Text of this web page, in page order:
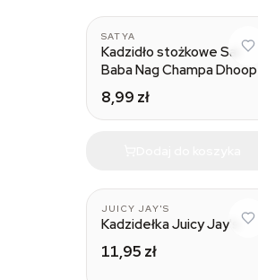
SATYA
Kadzidło stożkowe Sai
Baba Nag Champa Dhoop
8,99 zł
JUICY JAY'S
Kadzidełka Juicy Jay's
11,95 zł